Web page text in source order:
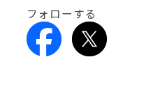
フォローする